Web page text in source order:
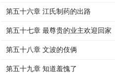
第五十六章 江氏制药的出路
第五十七章 最尊贵的业主欢迎回家
第五十八章 文波的伎俩
第五十九章 知道羞愧了